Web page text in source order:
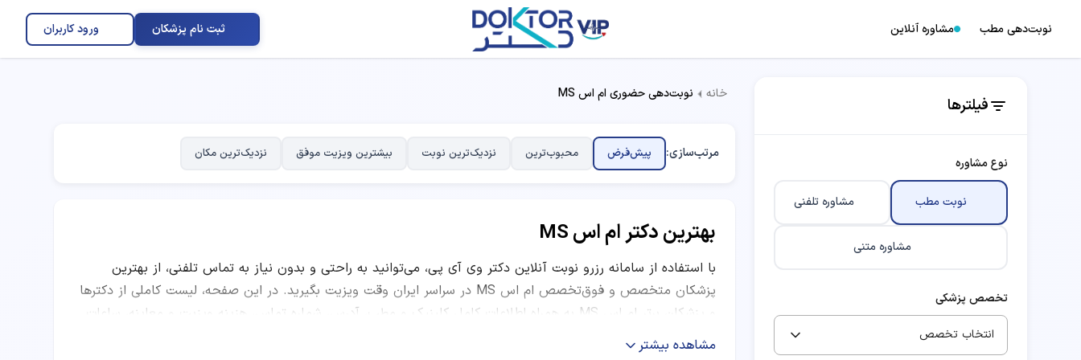
نوبت‌دهی مطب مشاوره آنلاین ثبت نام پزشکان ورود کاربران
فیلترها
نوع مشاوره
نوبت مطب مشاوره تلفنی
مشاوره متنی
تخصص پزشکی
انتخاب تخصص
خانه نوبت‌دهی حضوری ام اس MS
مرتب‌سازی: پیش‌فرض محبوب‌ترین نزدیک‌ترین نوبت بیشترین ویزیت موفق نزدیک‌ترین مکان
بهترین دکتر ام اس MS
با استفاده از سامانه رزرو نوبت آنلاین دکتر وی آی پی، می‌توانید به راحتی و بدون نیاز به تماس تلفنی، از بهترین
پزشکان متخصص و فوق‌تخصص ام اس MS در سراسر ایران وقت ویزیت بگیرید. در این صفحه، لیست کاملی از دکترها
و پزشکان برتر ام اس MS به همراه اطلاعات کامل کلینیک و مطب، آدرس، شماره تماس، هزینه ویزیت و معاینه، ساعات
کاری و نظرات بیماران قبلی ارائه شده است. شما می‌توانید با مقایسه امتیاز پزشکان، تعداد نوبت‌های موفق، نظرات
مشاهده بیشتر